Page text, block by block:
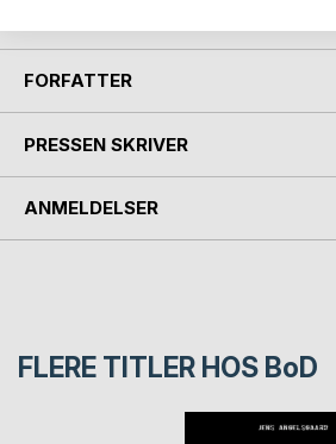
FORFATTER
PRESSEN SKRIVER
ANMELDELSER
FLERE TITLER HOS BoD